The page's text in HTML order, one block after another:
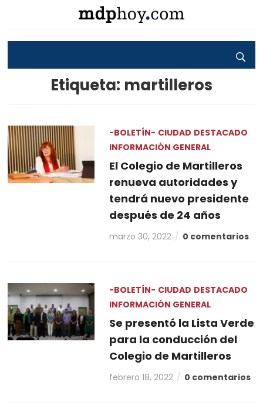
Etiqueta: martilleros
-BOLETÍN- CIUDAD DESTACADO
INFORMACIÓN GENERAL
El Colegio de Martilleros
renueva autoridades y
tendrá nuevo presidente
después de 24 años
marzo 30, 2022 0 comentarios
-BOLETÍN- CIUDAD DESTACADO
INFORMACIÓN GENERAL
Se presentó la Lista Verde
para la conducción del
Colegio de Martilleros
febrero 18, 2022 0 comentarios